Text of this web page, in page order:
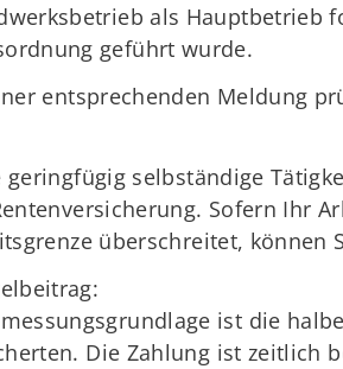
als Hauptbetrieb
geführt wurde.
entsprechenden Meldung
geringfügig selbständige
Sofern Ihr
überschreitet, können
ist die
Die Zahlung ist zeitlich